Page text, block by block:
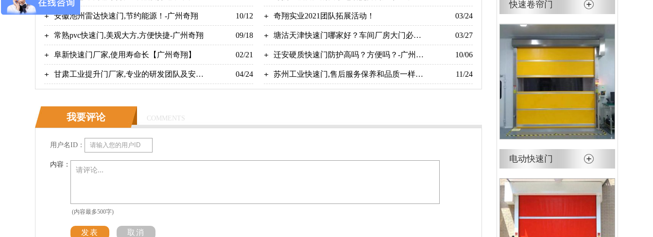
翔 奇翔
安徽池州雷达快速门,节约能源！-广州奇翔 10/12 奇翔实业2021团队拓展活动！ 03/24
常熟pvc快速门,美观大方,方便快捷-广州奇翔 09/18 塘沽天津快速门哪家好？车间厂房大门必
备！【广州奇翔】
03/27
阜新快速门厂家,使用寿命长【广州奇翔】 02/21 迁安硬质快速门防护高吗？方便吗？-广州奇
翔
10/06
甘肃工业提升门厂家,专业的研发团队及安装 04/24 苏州工业快速门,售后服务保养和品质一样重 11/24
我要评论 COMMENTS
用户名ID：
内容：
(内容最多500字)
发表 取消
快速卷帘门
电动快速门